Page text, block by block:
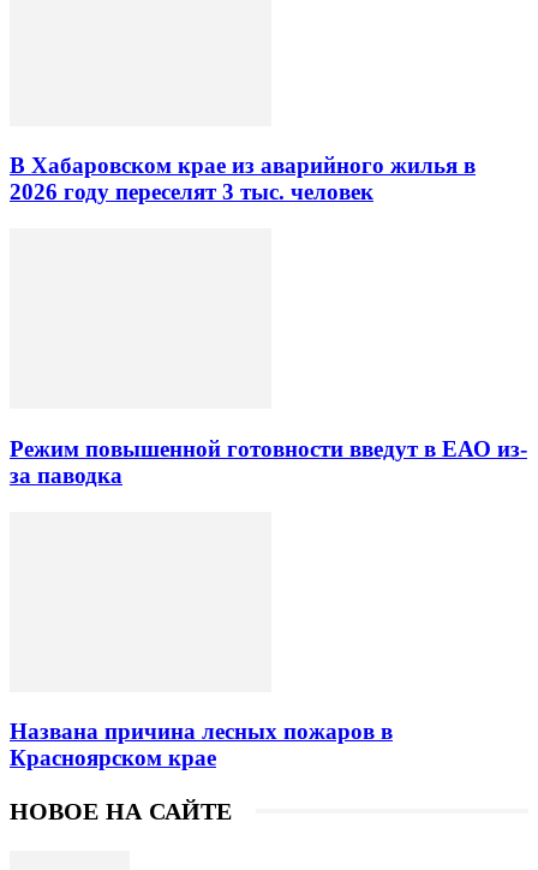
В Хабаровском крае из аварийного жилья в
2026 году переселят 3 тыс. человек
Режим повышенной готовности введут в ЕАО из-
за паводка
Названа причина лесных пожаров в
Красноярском крае
НОВОЕ НА САЙТЕ